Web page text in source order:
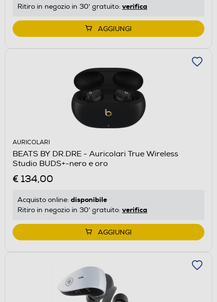
Ritiro in negozio in 30' gratuito: verifica
AGGIUNGI
AURICOLARI
BEATS BY DR.DRE - Auricolari True Wireless
Studio BUDS+-nero e oro
€ 134,00
Acquisto online: disponibile
Ritiro in negozio in 30' gratuito: verifica
AGGIUNGI